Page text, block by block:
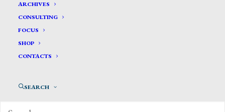
ARCHIVES
CONSULTING
FOCUS
SHOP
CONTACTS
SEARCH